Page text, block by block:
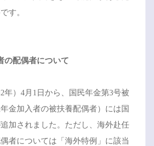
す。
の配偶者について
年）4月1日から、国民年金第3号被
金加入者の被扶養配偶者）には国
加されました。ただし、海外赴任
者については「海外特例」に該当